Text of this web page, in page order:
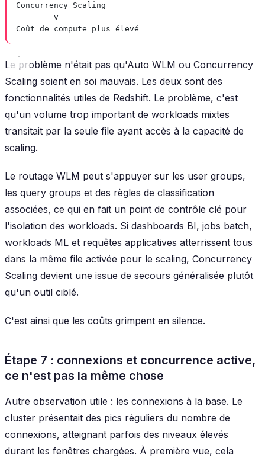
Concurrency Scaling
v
Coût de compute plus élevé
Le problème n'était pas qu'Auto WLM ou Concurrency
Scaling soient en soi mauvais. Les deux sont des
fonctionnalités utiles de Redshift. Le problème, c'est
qu'un volume trop important de workloads mixtes
transitait par la seule file ayant accès à la capacité de
scaling.
Le routage WLM peut s'appuyer sur les user groups,
les query groups et des règles de classification
associées, ce qui en fait un point de contrôle clé pour
l'isolation des workloads. Si dashboards BI, jobs batch,
workloads ML et requêtes applicatives atterrissent tous
dans la même file activée pour le scaling, Concurrency
Scaling devient une issue de secours généralisée plutôt
qu'un outil ciblé.
C'est ainsi que les coûts grimpent en silence.
Étape 7 : connexions et concurrence active,
ce n'est pas la même chose
Autre observation utile : les connexions à la base. Le
cluster présentait des pics réguliers du nombre de
connexions, atteignant parfois des niveaux élevés
durant les fenêtres chargées. À première vue, cela